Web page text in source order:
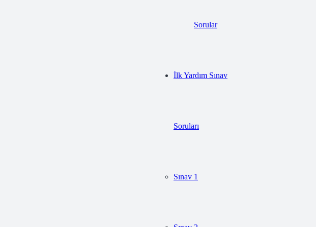
Sorular
İlk Yardım Sınav
Soruları
Sınav 1